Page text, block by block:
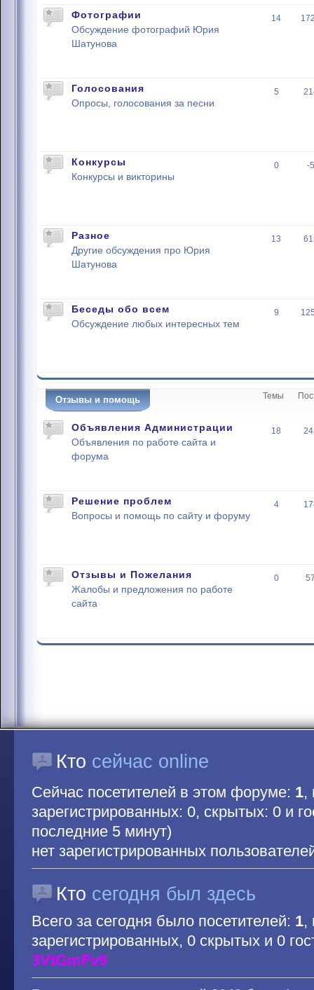
Фотографии
Обсуждение фотографий Юрия
Шатунова
14
Голосования
Опросы, голосования за песни
5
Конкурсы
Конкурсы и викторины
0 -
Разное
Другие обсуждения про Юрия
Шатунова
13
Беседы обо всем
Обсуждение любых интересных тем
9
Отзывы и помощь Темы
Объявления Администрации
Объявления по работе сайта и
форума
18
Решение проблем
Вопросы и помощь по сайту и форуму
4
Отзывы и Пожелания
Жалобы и предложения по работе
сайта
0
Кто сейчас online
Сейчас посетителей в этом форуме: 1,
зарегистрированных: 0, скрытых: 0 и
последние 5 минут)
нет зарегистрированных
Кто сегодня был здесь
Всего за сегодня было посетителей: 1,
зарегистрированных, 0 скрытых и 0
3VtGmFv9